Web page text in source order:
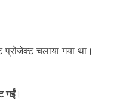
चलाया गया था।
गईं।